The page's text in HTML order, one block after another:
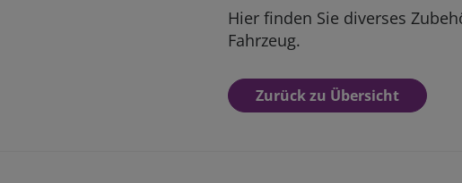
Hier finden Sie diverses
Fahrzeug.
Zurück zu Übersicht